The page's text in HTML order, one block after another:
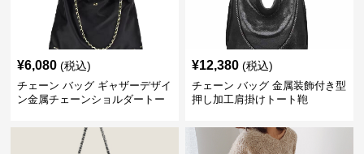
¥6,080 (税込)
チェーン バッグ ギャザーデザイ
ン金属チェーンショルダートー
¥12,380 (税込)
チェーン バッグ 金属装飾付き型
押し加工肩掛けトート鞄